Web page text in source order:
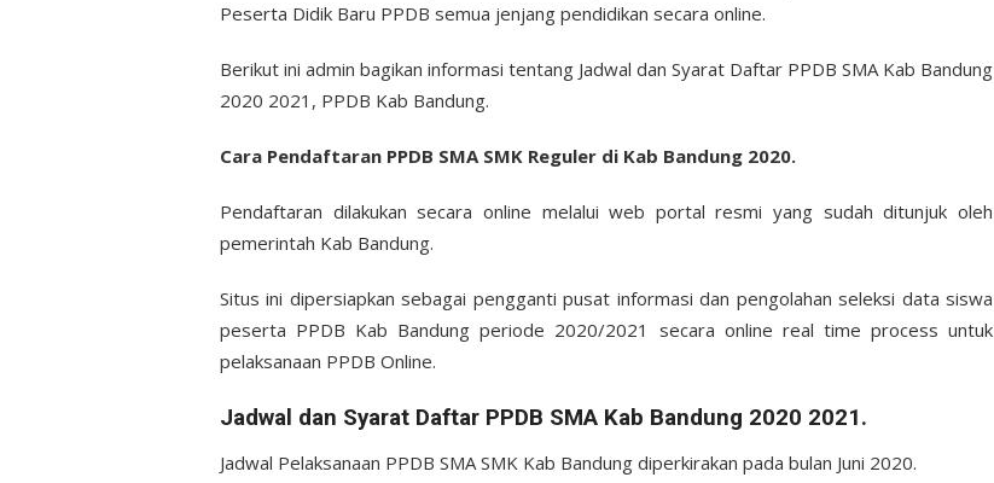
Peserta Didik Baru PPDB semua jenjang pendidikan secara online.
Berikut ini admin bagikan informasi tentang Jadwal dan Syarat Daftar PPDB SMA Kab Bandung
2020 2021, PPDB Kab Bandung.
Cara Pendaftaran PPDB SMA SMK Reguler di Kab Bandung 2020.
Pendaftaran dilakukan secara online melalui web portal resmi yang sudah ditunjuk oleh
pemerintah Kab Bandung.
Situs ini dipersiapkan sebagai pengganti pusat informasi dan pengolahan seleksi data siswa
peserta PPDB Kab Bandung periode 2020/2021 secara online real time process untuk
pelaksanaan PPDB Online.
Jadwal dan Syarat Daftar PPDB SMA Kab Bandung 2020 2021.
Jadwal Pelaksanaan PPDB SMA SMK Kab Bandung diperkirakan pada bulan Juni 2020.